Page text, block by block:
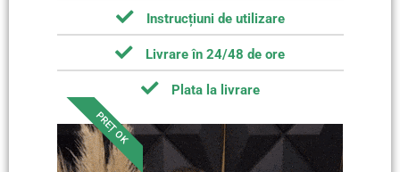
Instrucțiuni de utilizare
Livrare în 24/48 de ore
Plata la livrare
PREȚ OK